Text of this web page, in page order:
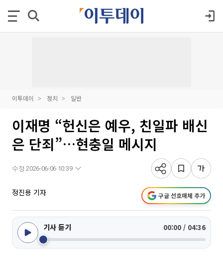
이투데이 정치 일반
이재명 “헌신은 예우, 친일파 배신
은 단죄”…현충일 메시지
수정 2026-06-06 10:39
정진용 기자 구글 선호매체 추가
기사 듣기 00:00 / 04:36